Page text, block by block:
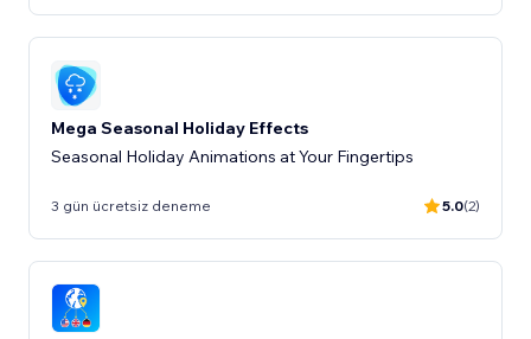
Mega Seasonal Holiday Effects
Seasonal Holiday Animations at Your Fingertips
3 gün ücretsiz deneme 5.0(2)